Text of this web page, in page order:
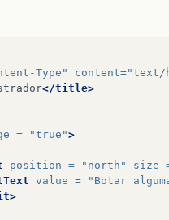
Type" content="text/
</title>
= "true">
position = "north"
size
value =
"Botar